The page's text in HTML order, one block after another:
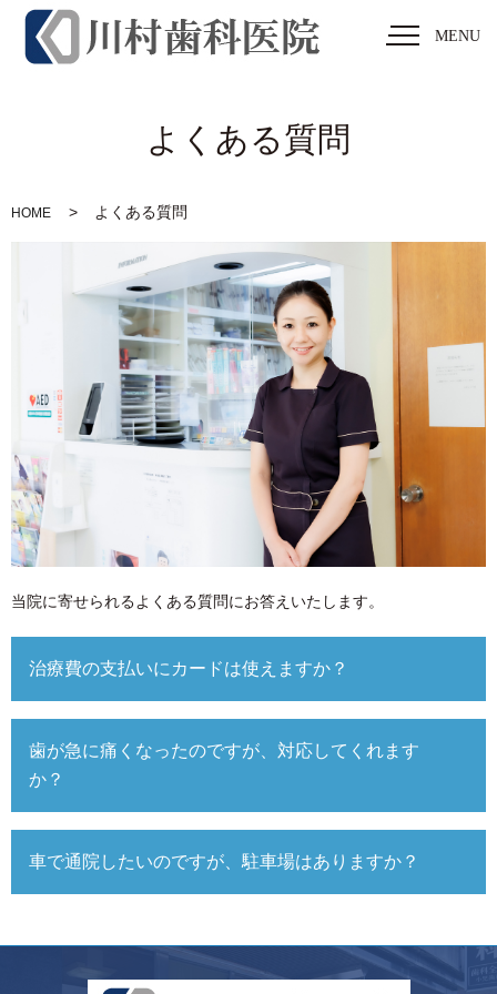
MENU
よくある質問
HOME よくある質問
当院に寄せられるよくある質問にお答えいたします。
治療費の支払いにカードは使えますか？
歯が急に痛くなったのですが、対応してくれます
か？
車で通院したいのですが、駐車場はありますか？